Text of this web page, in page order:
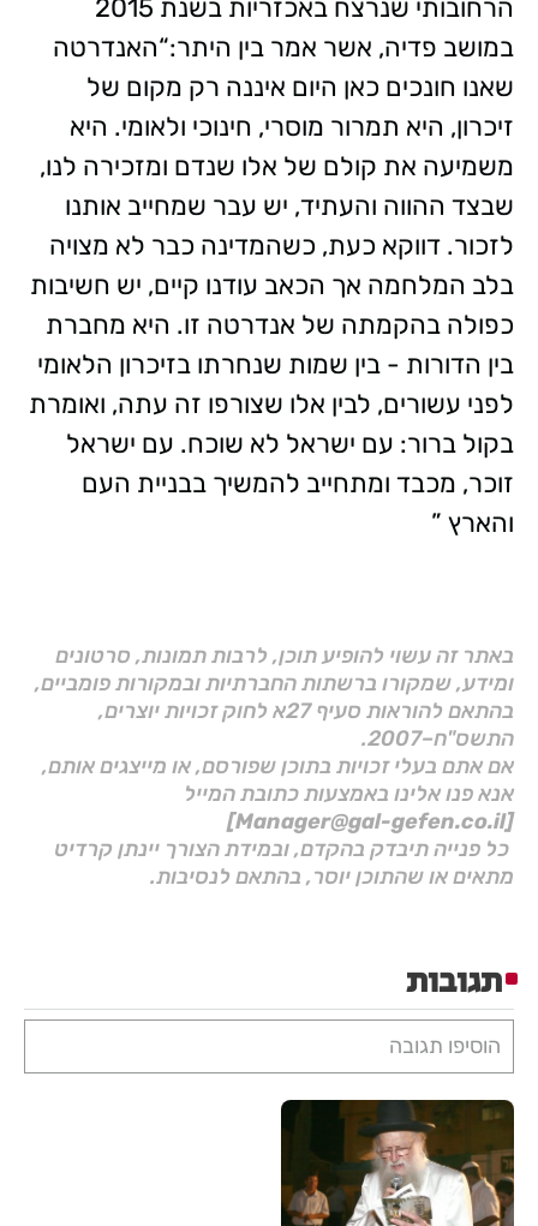
הרחובותי שנרצח באכזריות בשנת 2015
במושב פדיה, אשר אמר בין היתר:“האנדרטה
שאנו חונכים כאן היום איננה רק מקום של
זיכרון, היא תמרור מוסרי, חינוכי ולאומי. היא
משמיעה את קולם של אלו שנדם ומזכירה לנו,
שבצד ההווה והעתיד, יש עבר שמחייב אותנו
לזכור. דווקא כעת, כשהמדינה כבר לא מצויה
בלב המלחמה אך הכאב עודנו קיים, יש חשיבות
כפולה בהקמתה של אנדרטה זו. היא מחברת
בין הדורות - בין שמות שנחרתו בזיכרון הלאומי
לפני עשורים, לבין אלו שצורפו זה עתה, ואומרת
בקול ברור: עם ישראל לא שוכח. עם ישראל
זוכר, מכבד ומתחייב להמשיך בבניית העם
והארץ ”
באתר זה עשוי להופיע תוכן, לרבות תמונות, סרטונים
ומידע, שמקורו ברשתות החברתיות ובמקורות פומביים,
בהתאם להוראות סעיף 27א לחוק זכויות יוצרים,
התשס"ח–2007.
אם אתם בעלי זכויות בתוכן שפורסם, או מייצגים אותם,
אנא פנו אלינו באמצעות כתובת המייל
[Manager@gal-gefen.co.il]
כל פנייה תיבדק בהקדם, ובמידת הצורך יינתן קרדיט
מתאים או שהתוכן יוסר, בהתאם לנסיבות.
תגובות
הוסיפו תגובה